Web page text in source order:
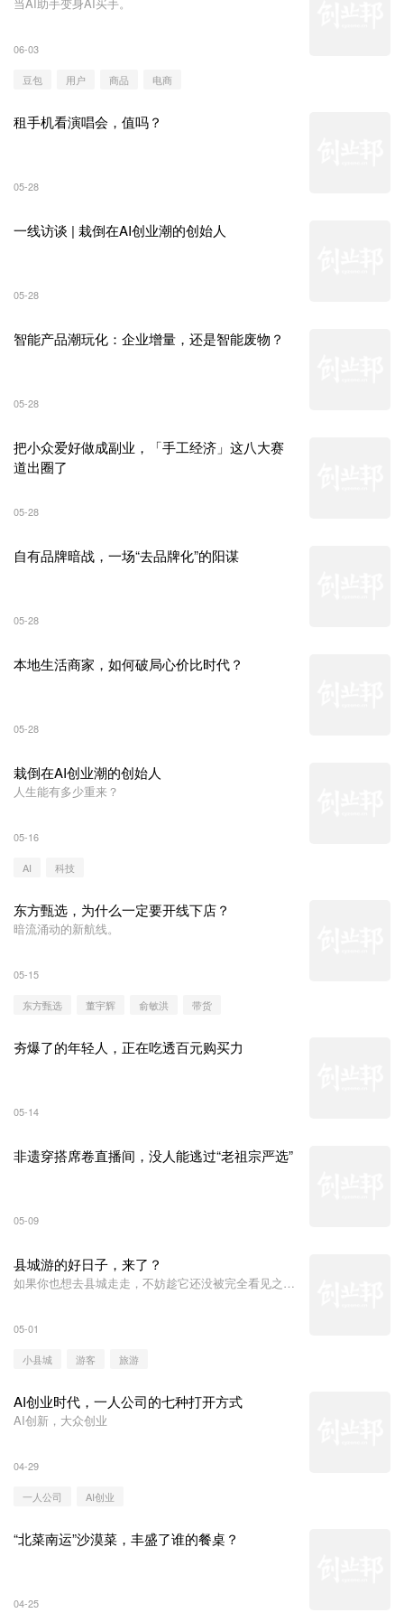
06-03
豆包 用户 商品 电商
租手机看演唱会，值吗？
05-28
一线访谈 | 栽倒在AI创业潮的创始人
05-28
智能产品潮玩化：企业增量，还是智能废物？
05-28
把小众爱好做成副业，「手工经济」这八大赛
道出圈了
05-28
自有品牌暗战，一场“去品牌化”的阳谋
05-28
本地生活商家，如何破局心价比时代？
05-28
栽倒在AI创业潮的创始人
人生能有多少重来？
05-16
AI 科技
东方甄选，为什么一定要开线下店？
暗流涌动的新航线。
05-15
东方甄选 董宇辉 俞敏洪 带货
夯爆了的年轻人，正在吃透百元购买力
05-14
非遗穿搭席卷直播间，没人能逃过“老祖宗严选”
05-09
县城游的好日子，来了？
如果你也想去县城走走，不妨趁它还没被完全看见之
05-01
小县城 游客 旅游
AI创业时代，一人公司的七种打开方式
AI创新，大众创业
04-29
一人公司 AI创业
“北菜南运”沙漠菜，丰盛了谁的餐桌？
04-25